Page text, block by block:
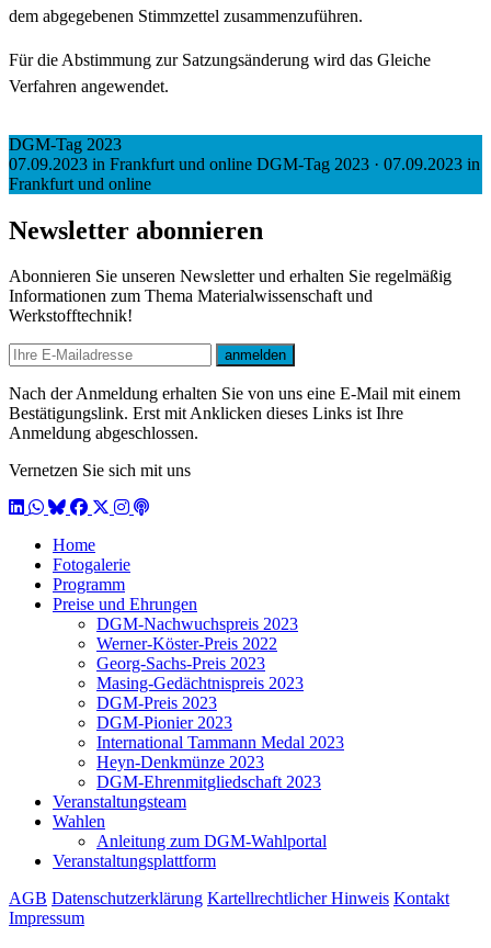
dem abgegebenen Stimmzettel zusammenzuführen.
Für die Abstimmung zur Satzungsänderung wird das Gleiche
Verfahren angewendet.
DGM-Tag 2023
07.09.2023 in Frankfurt und online DGM-Tag 2023 · 07.09.2023 in
Frankfurt und online
Newsletter abonnieren
Abonnieren Sie unseren Newsletter und erhalten Sie regelmäßig
Informationen zum Thema Materialwissenschaft und
Werkstofftechnik!
E-mail
anmelden
Nach der Anmeldung erhalten Sie von uns eine E-Mail mit einem
Bestätigungslink. Erst mit Anklicken dieses Links ist Ihre
Anmeldung abgeschlossen.
Vernetzen Sie sich mit uns
LinkedIn
WhatsApp
BlueSky
Facebook
X / Twitter
Instagram
Podcast
Home
Fotogalerie
Programm
Preise und Ehrungen
DGM-Nachwuchspreis 2023
Werner-Köster-Preis 2022
Georg-Sachs-Preis 2023
Masing-Gedächtnispreis 2023
DGM-Preis 2023
DGM-Pionier 2023
International Tammann Medal 2023
Heyn-Denkmünze 2023
DGM-Ehrenmitgliedschaft 2023
Veranstaltungsteam
Wahlen
Anleitung zum DGM-Wahlportal
Veranstaltungsplattform
AGB Datenschutzerklärung Kartellrechtlicher Hinweis Kontakt
Impressum